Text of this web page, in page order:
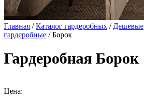
Главная /Каталог гардеробных / Дешевые
гардеробные / Борок
Гардеробная Борок
Цена: